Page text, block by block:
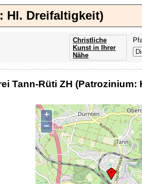
Hl. Dreifaltigkeit)
Christliche
Kunst in Ihrer
Nähe
Tann-Rüti ZH (Patrozinium:
+
−